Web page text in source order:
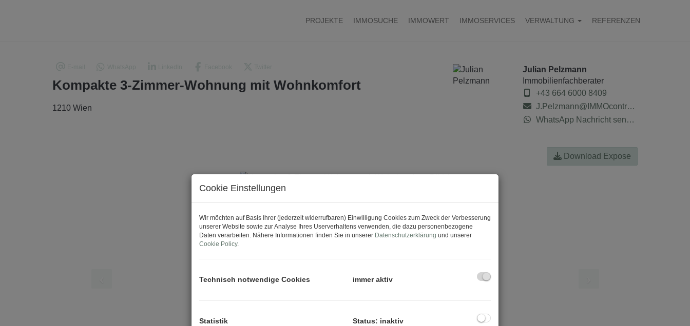
PROJEKTE IMMOSUCHE IMMOWERT IMMOSERVICES VERWALTUNG REFERENZEN
Kompakte 3-Zimmer-Wohnung mit Wohnkomfort
1210 Wien
Julian Pelzmann
Immobilienfachberater
+43 664 6000 8409
J.Pelzmann@IMMOcontract.at
WhatsApp Nachricht senden
Download Expose
Cookie Einstellungen
Wir möchten auf Basis Ihrer (jederzeit widerrufbaren) Einwilligung Cookies zum Zweck der Verbesserung
unserer Website sowie zur Analyse Ihres Userverhaltens verwenden, die dazu personenbezogene
Daten verarbeiten. Nähere Informationen finden Sie in unserer Datenschutzerklärung und unserer
Cookie Policy.
Technisch notwendige Cookies immer aktiv
Statistik Status: inaktiv